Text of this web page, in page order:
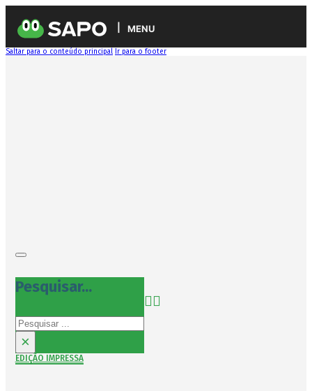
MENU
Saltar para o conteúdo principal Ir para o footer
Pesquisar...
Pesquisar
×
EDIÇÃO IMPRESSA